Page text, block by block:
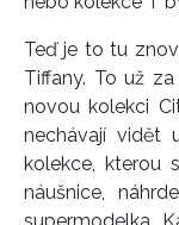
Teď je to tu
Tiffany. To už
novou kolekci
nechávají vidět
kolekce, kterou
náušnice,